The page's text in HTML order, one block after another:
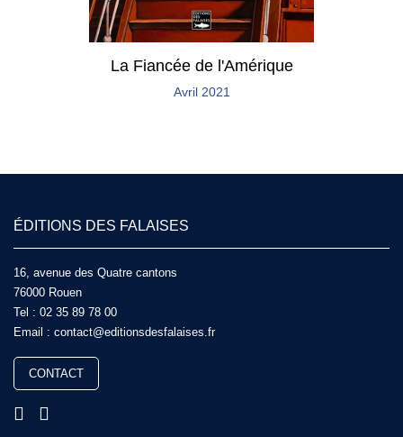
La Fiancée de l'Amérique
Avril 2021
ÉDITIONS DES FALAISES
16, avenue des Quatre cantons
76000 Rouen
Tel : 02 35 89 78 00
Email : contact@editionsdesfalaises.fr
CONTACT